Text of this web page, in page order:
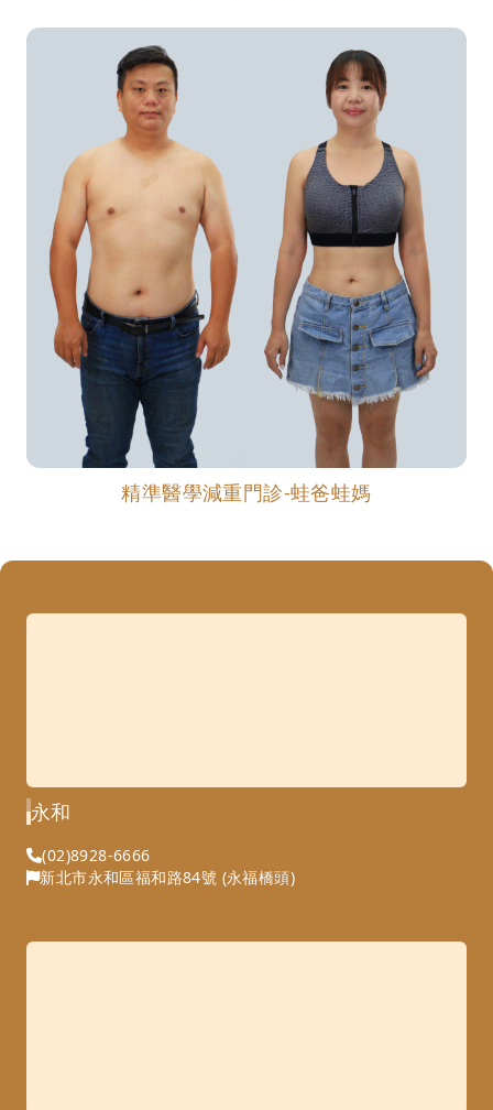
精準醫學減重門診-蛙爸蛙媽
永和
(02)8928-6666
新北市永和區福和路84號 (永福橋頭)